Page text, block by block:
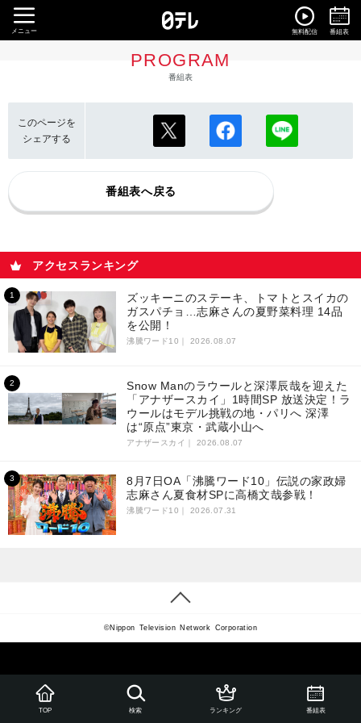
メニュー 無料配信 番組表
PROGRAM
番組表
このページを
シェアする
番組表へ戻る
アクセスランキング
ズッキーニのステーキ、トマトとスイカの
ガスパチョ…志麻さんの夏野菜料理 14品
を公開！
沸騰ワード10｜ 2026.08.07
Snow Manのラウールと深澤辰哉を迎えた
「アナザースカイ」1時間SP 放送決定！ラ
ウールはモデル挑戦の地・パリへ 深澤
は“原点”東京・武蔵小山へ
アナザースカイ｜ 2026.08.07
8月7日OA「沸騰ワード10」伝説の家政婦
志麻さん夏食材SPに高橋文哉参戦！
沸騰ワード10｜ 2026.07.31
TOP 検索 ランキング 番組表
©Nippon Television Network Corporation